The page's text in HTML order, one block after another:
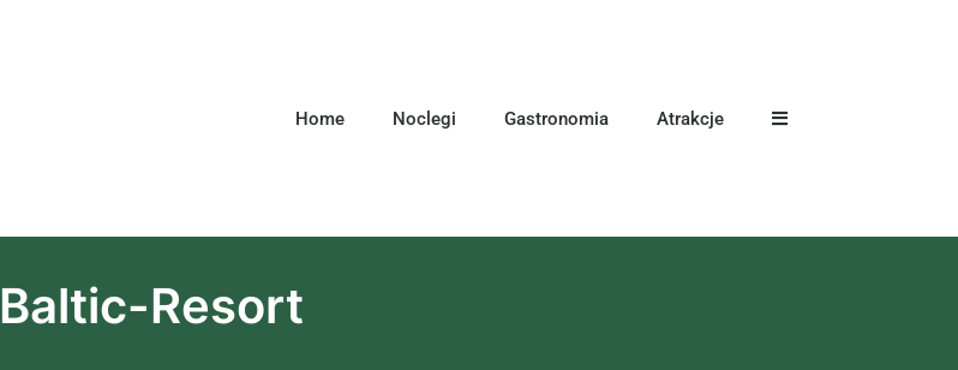
Home Noclegi Gastronomia Atrakcje
Baltic-Resort